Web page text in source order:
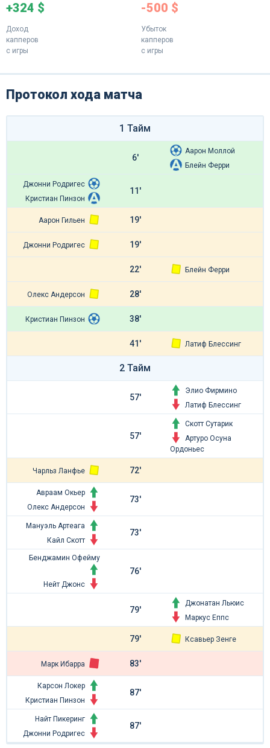
+324 $
Доход
капперов
с игры
-500 $
Убыток
капперов
с игры
Протокол хода матча
1 Тайм
6'
Аарон Моллой
Блейн Ферри
Джонни Родригес
Кристиан Пинзон
11'
Аарон Гильен 19'
Джонни Родригес 19'
22' Блейн Ферри
Олекс Андерсон 28'
Кристиан Пинзон 38'
41' Латиф Блессинг
2 Тайм
57'
Элио Фирмино
Латиф Блессинг
57'
Скотт Сутарик
Артуро Осуна
Ордоньес
Чарльз Ланфье 72'
Авраам Окьер
Олекс Андерсон
73'
Мануэль Артеага
Кайл Скотт
73'
Бенджамин Офейму
Нейт Джонс
76'
79'
Джонатан Льюис
Маркус Еппс
79' Ксавьер Зенге
Марк Ибарра 83'
Карсон Локер
Кристиан Пинзон
87'
Найт Пикеринг
Джонни Родригес
87'